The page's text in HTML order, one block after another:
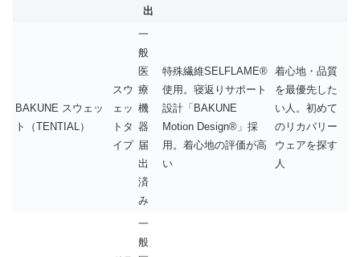
出
BAKUNE スウェッ
ト（TENTIAL）
スウ
ェッ
トタ
イプ
一
般
医
療
機
器
届
出
済
み
特殊繊維SELFLAME®
使用。寝返りサポート
設計「BAKUNE
Motion Design®」採
用。着心地の評価が高
い
着心地・品質
を最優先した
い人。初めて
のリカバリー
ウェアを探す
人
一
般